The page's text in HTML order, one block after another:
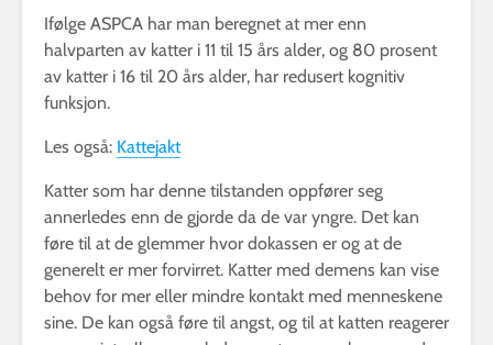
Ifølge ASPCA har man beregnet at mer enn
halvparten av katter i 11 til 15 års alder, og 80 prosent
av katter i 16 til 20 års alder, har redusert kognitiv
funksjon.
Les også: Kattejakt
Katter som har denne tilstanden oppfører seg
annerledes enn de gjorde da de var yngre. Det kan
føre til at de glemmer hvor dokassen er og at de
generelt er mer forvirret. Katter med demens kan vise
behov for mer eller mindre kontakt med menneskene
sine. De kan også føre til angst, og til at katten reagerer